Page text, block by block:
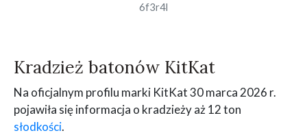
6f3r4l
Kradzież batonów KitKat
Na oficjalnym profilu marki KitKat 30 marca 2026 r.
pojawiła się informacja o kradzieży aż 12 ton
słodkości.